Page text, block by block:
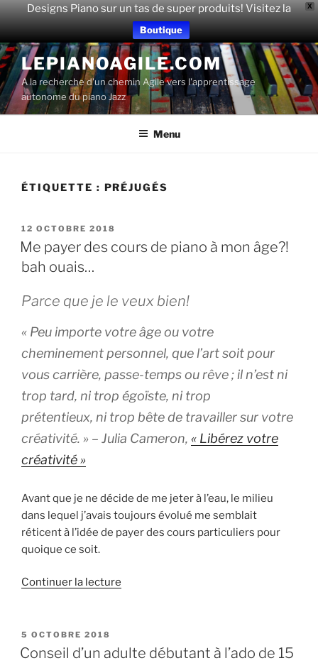
X
Designs Piano sur un tas de super produits! Visitez la
Boutique
Aller
au
contenu
principal
LEPIANOAGILE.COM
A la recherche d'un chemin Agile vers l'apprentissage
autonome du piano Jazz
Menu
ÉTIQUETTE : PRÉJUGÉS
PUBLIÉ
LE
12 OCTOBRE 2018
Me payer des cours de piano à mon âge?!
bah ouais…
Parce que je le veux bien!
« Peu importe votre âge ou votre
cheminement personnel, que l’art soit pour
vous carrière, passe-temps ou rêve ; il n’est ni
trop tard, ni trop égoïste, ni trop
prétentieux, ni trop bête de travailler sur votre
créativité. » – Julia Cameron, « Libérez votre
créativité »
Avant que je ne décide de me jeter à l’eau, le milieu
dans lequel j’avais toujours évolué me semblait
réticent à l’idée de payer des cours particuliers pour
quoique ce soit.
Continuer la lecture
cours
PUBLIÉ
LE
5 OCTOBRE 2018
Conseil d’un adulte débutant à l’ado de 15